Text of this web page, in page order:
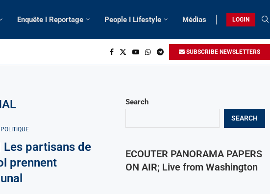
Enquête I Reportage People I Lifestyle Médias LOGIN
SUBSCRIBE NEWSLETTERS
POLITIQUE
Les partisans de
prennent
Search
SEARCH
ECOUTER PANORAMA PAPERS
ON AIR; Live from Washington